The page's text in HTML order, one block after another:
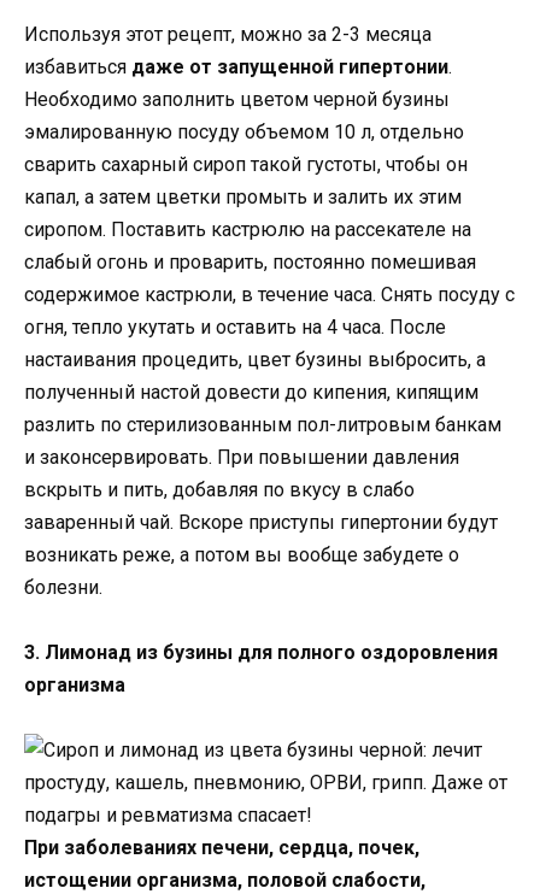
Используя этот рецепт, можно за 2-3 месяца
избавиться даже от запущенной гипертонии.
Необходимо заполнить цветом черной бузины
эмалированную посуду объемом 10 л, отдельно
сварить сахарный сироп такой густоты, чтобы он
капал, а затем цветки промыть и залить их этим
сиропом. Поставить кастрюлю на рассекателе на
слабый огонь и проварить, постоянно помешивая
содержимое кастрюли, в течение часа. Снять посуду с
огня, тепло укутать и оставить на 4 часа. После
настаивания процедить, цвет бузины выбросить, а
полученный настой довести до кипения, кипящим
разлить по стерилизованным пол-литровым банкам
и законсервировать. При повышении давления
вскрыть и пить, добавляя по вкусу в слабо
заваренный чай. Вскоре приступы гипертонии будут
возникать реже, а потом вы вообще забудете о
болезни.
3. Лимонад из бузины для полного оздоровления
организма
При заболеваниях печени, сердца, почек,
истощении организма, половой слабости,